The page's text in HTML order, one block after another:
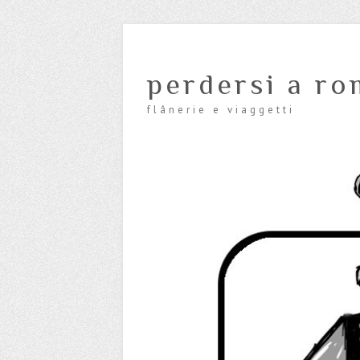
perdersi a
flânerie e viaggetti